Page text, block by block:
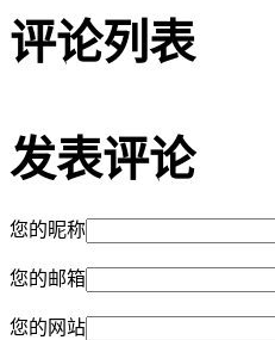
评论列表
发表评论
您的昵称
您的邮箱
您的网站